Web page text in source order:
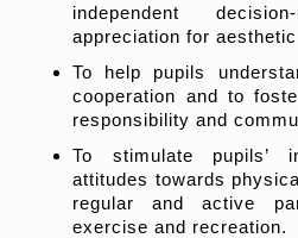
independent
appreciation for
To help pupils
cooperation and to
responsibility and
To stimulate pupils’
attitudes towards
regular and active
exercise and recreation.